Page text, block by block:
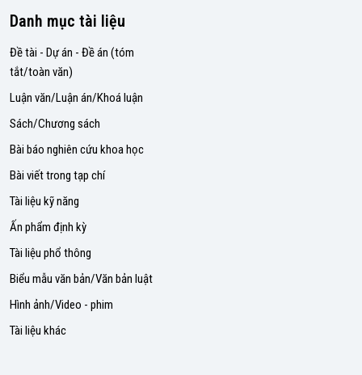
Danh mục tài liệu
Đề tài - Dự án - Đề án (tóm
tắt/toàn văn)
Luận văn/Luận án/Khoá luận
Sách/Chương sách
Bài báo nghiên cứu khoa học
Bài viết trong tạp chí
Tài liệu kỹ năng
Ấn phẩm định kỳ
Tài liệu phổ thông
Biểu mẫu văn bản/Văn bản luật
Hình ảnh/Video - phim
Tài liệu khác